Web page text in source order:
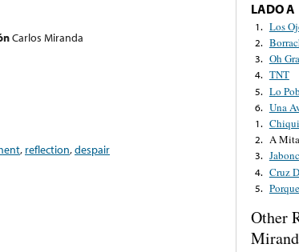
Carlos Miranda
, reflection,despair
LADO A
1. Los
2.
3. Oh
4. TNT
5. Lo
6. Una
1.
2. A
3.
4. Cruz
5.
Other